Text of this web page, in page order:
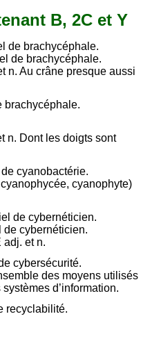
B, 2C et Y
de brachycéphale.
de brachycéphale.
n. Au crâne presque aussi
brachycéphale.
n. Dont les doigts sont
cyanobactérie.
cyanophycée, cyanophyte)
de cybernéticien.
de cybernéticien.
adj. et n.
cybersécurité.
des moyens utilisés
d’information.
recyclabilité.